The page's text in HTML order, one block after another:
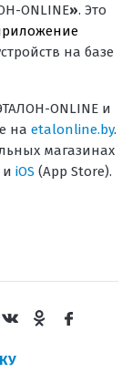
ONLINE». Это
на базе
ONLINE и
на etalonline.by.
магазинах
и iOS (App Store).